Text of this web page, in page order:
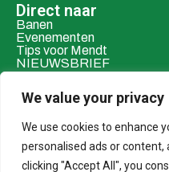
We value your privacy
We use cookies to enhance
personalised ads or content,
clicking "Accept All", you
Direct naar
Banen
Evenementen
Tips voor Mendt
NIEUWSBRIEF
Contact & social
Over ons
Adverteren
Donaties